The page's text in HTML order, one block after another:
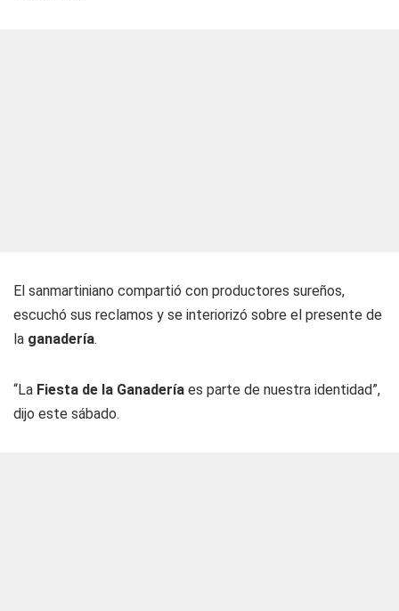
El sanmartiniano compartió con productores sureños,
escuchó sus reclamos y se interiorizó sobre el presente de
la ganadería.
“La Fiesta de la Ganadería es parte de nuestra identidad”,
dijo este sábado.